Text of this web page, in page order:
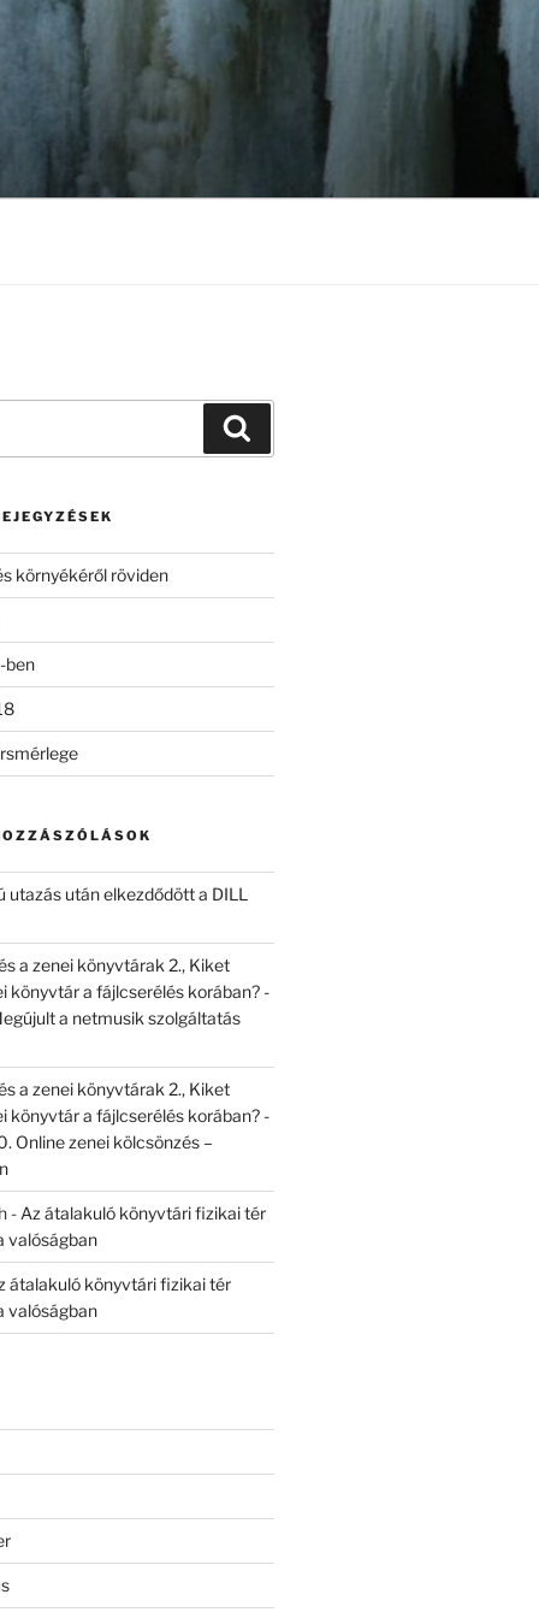
környékéről röviden
ben
utazás után elkezdődött a DILL
a zenei könyvtárak 2., Kiket
könyvtár a fájlcserélés korában? -
a netmusik szolgáltatás
a zenei könyvtárak 2., Kiket
könyvtár a fájlcserélés korában? -
Online zenei kölcsönzés –
- Az átalakuló könyvtári fizikai tér
valóságban
átalakuló könyvtári fizikai tér
valóságban